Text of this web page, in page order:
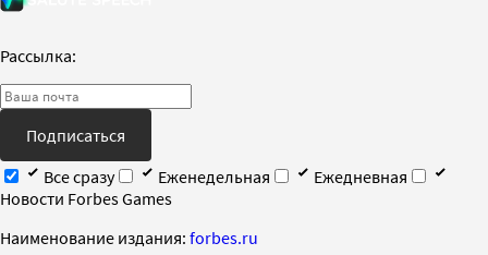
Рассылка:
Подписаться
Все сразу
Еженедельная
Ежедневная
Новости Forbes Games
Наименование издания: forbes.ru